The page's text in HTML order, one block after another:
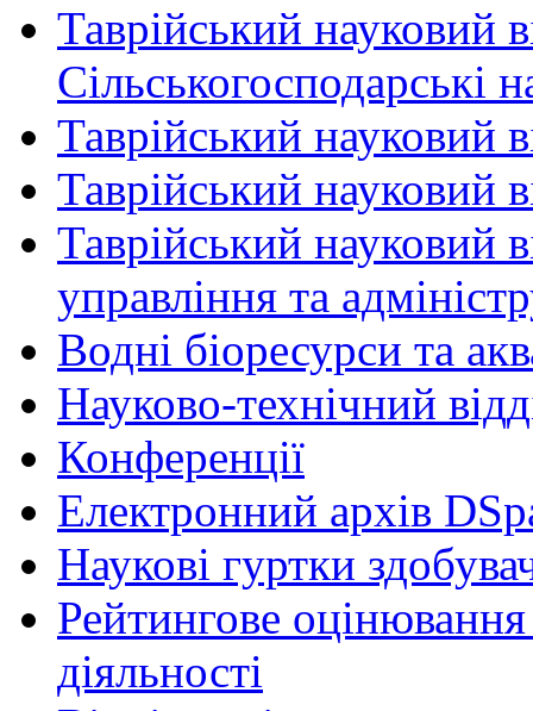
Таврійський науковий
Сільськогосподарські
Таврійський науковий
Таврійський науковий
Таврійський науковий
управління та
Водні біоресурси та
Науково-технічний
Конференції
Електронний архів
Наукові гуртки
Рейтингове оцінювання
діяльності